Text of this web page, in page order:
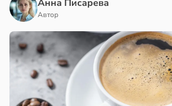
Анна Писарева
Автор